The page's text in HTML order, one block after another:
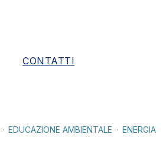
CONTATTI
EDUCAZIONE AMBIENTALE ENERGIA